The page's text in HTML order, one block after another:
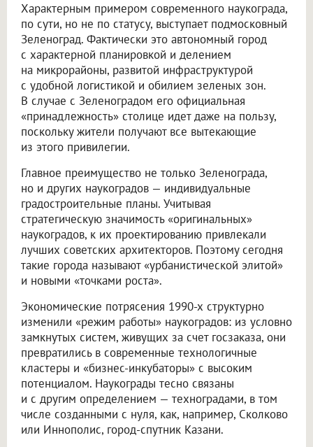
Характерным примером современного наукограда,
по сути, но не по статусу, выступает подмосковный
Зеленоград. Фактически это автономный город
с характерной планировкой и делением
на микрорайоны, развитой инфраструктурой
с удобной логистикой и обилием зеленых зон.
В случае с Зеленоградом его официальная
«принадлежность» столице идет даже на пользу,
поскольку жители получают все вытекающие
из этого привилегии.
Главное преимущество не только Зеленограда,
но и других наукоградов — индивидуальные
градостроительные планы. Учитывая
стратегическую значимость «оригинальных»
наукоградов, к их проектированию привлекали
лучших советских архитекторов. Поэтому сегодня
такие города называют «урбанистической элитой»
и новыми «точками роста».
Экономические потрясения 1990-х структурно
изменили «режим работы» наукоградов: из условно
замкнутых систем, живущих за счет госзаказа, они
превратились в современные технологичные
кластеры и «бизнес-инкубаторы» с высоким
потенциалом. Наукограды тесно связаны
и с другим определением — техноградами, в том
числе созданными с нуля, как, например, Сколково
или Иннополис, город-спутник Казани.